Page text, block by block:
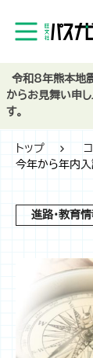
トップ
今年から年内入
進路・教育
令和8年熊本地
からお見舞い申
す。